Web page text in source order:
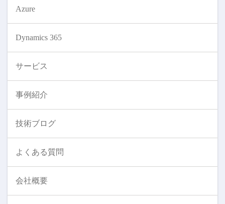
Azure
Dynamics 365
サービス
事例紹介
技術ブログ
よくある質問
会社概要